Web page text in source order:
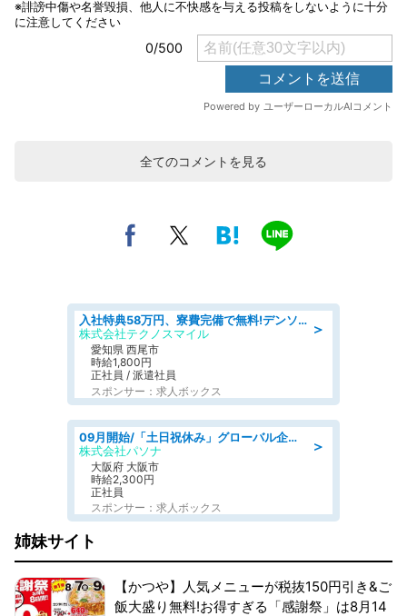
全てのコメントを見る
＞
入社特典58万円、寮費完備で無料!デンソーで働こう!自動車工場で小型部品の検査業務 denso aichi
株式会社テクノスマイル
愛知県 西尾市
時給1,800円
正社員 / 派遣社員
スポンサー：求人ボックス
＞
09月開始/「土日祝休み」グローバル企業での産業保健のお仕事/保健師/高時給/残業なし/服装自由
株式会社パソナ
大阪府 大阪市
時給2,300円
正社員
スポンサー：求人ボックス
姉妹サイト
【かつや】人気メニューが税抜150円引き&ご
飯大盛り無料!お得すぎる「感謝祭」は8月14